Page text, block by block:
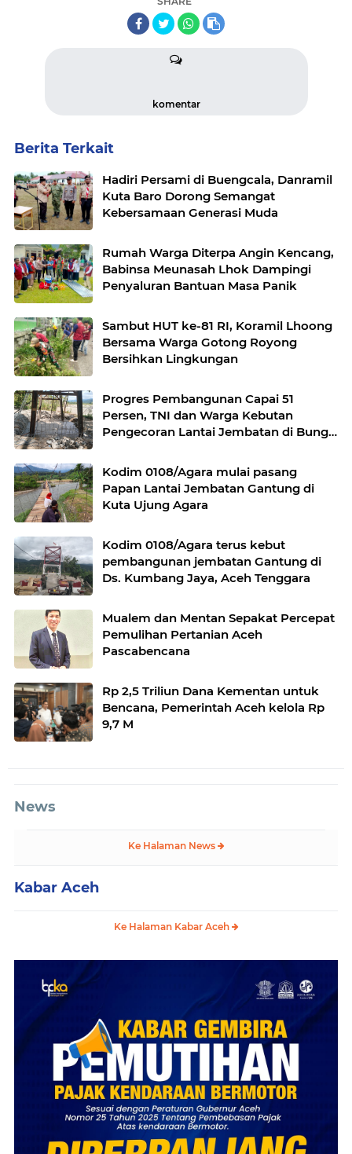
komentar
Berita Terkait
Hadiri Persami di Buengcala, Danramil
Kuta Baro Dorong Semangat
Kebersamaan Generasi Muda
Rumah Warga Diterpa Angin Kencang,
Babinsa Meunasah Lhok Dampingi
Penyaluran Bantuan Masa Panik
Sambut HUT ke-81 RI, Koramil Lhoong
Bersama Warga Gotong Royong
Bersihkan Lingkungan
Progres Pembangunan Capai 51
Persen, TNI dan Warga Kebutan
Pengecoran Lantai Jembatan di Bunga
Kodim 0108/Agara mulai pasang
Papan Lantai Jembatan Gantung di
Kuta Ujung Agara
Kodim 0108/Agara terus kebut
pembangunan jembatan Gantung di
Ds. Kumbang Jaya, Aceh Tenggara
Mualem dan Mentan Sepakat Percepat
Pemulihan Pertanian Aceh
Pascabencana
Rp 2,5 Triliun Dana Kementan untuk
Bencana, Pemerintah Aceh kelola Rp
9,7 M
News
Ke Halaman News
Kabar Aceh
Ke Halaman Kabar Aceh